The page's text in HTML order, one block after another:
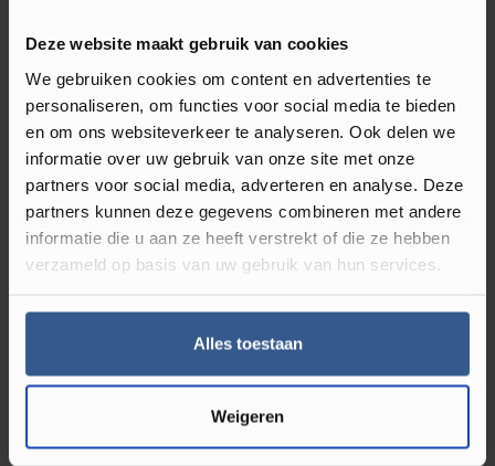
Deze website maakt gebruik van cookies
We gebruiken cookies om content en advertenties te
personaliseren, om functies voor social media te bieden
en om ons websiteverkeer te analyseren. Ook delen we
informatie over uw gebruik van onze site met onze
partners voor social media, adverteren en analyse. Deze
partners kunnen deze gegevens combineren met andere
informatie die u aan ze heeft verstrekt of die ze hebben
verzameld op basis van uw gebruik van hun services.
Alles toestaan
Weigeren
Omschrijving Hoge MDF Plint Zwart
De Luxe Sfeerplinten gegrond en gelakt in RAL9010 zijn
het neusje van de zalm als het gaat om de afwerking
van uw vloer. De MDF plint Modern is goed
toepasbaar in bijna elke ruimte. De rechte plint wordt
een kleine ‘ronding’ aan de voorzijde. Dit zorgt ervoor
dat de plint niet scherp is en dat de verflagen goed
hechten. Deze plint is in vele hoogtes beschikbaar,
zelfs tot 220mm hoog. Wanneer u kiest voor een hoge